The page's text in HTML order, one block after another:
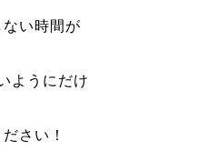
い時間が
ようにだけ
さい！